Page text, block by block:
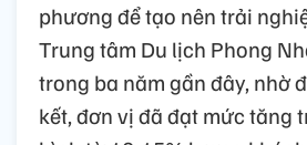
phương để tạo nên trải
Trung tâm Du lịch Phong
trong ba năm gần đây, nhờ
kết, đơn vị đã đạt mức tăng